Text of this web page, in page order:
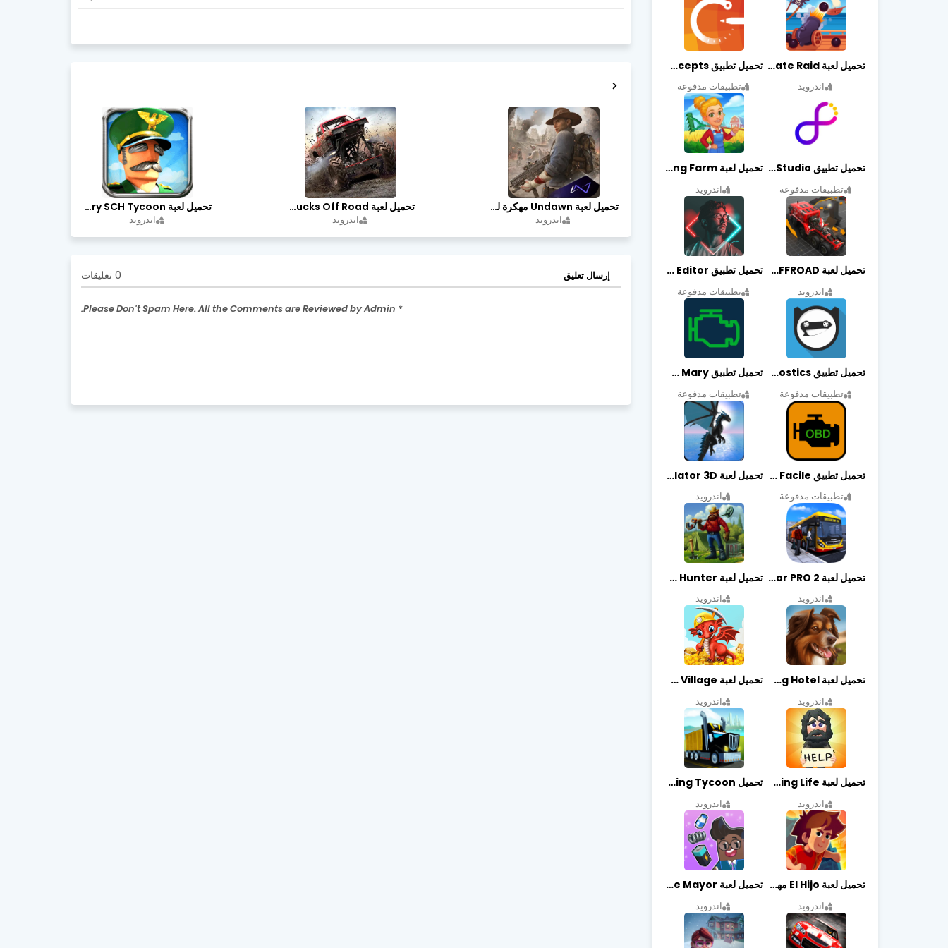
تحميل لعبة Undawn مهكرة للأندرويد أخر إصدار | تحميل مباشر + موارد غير محدودة
اندرويد
تحميل لعبة Trucks Off Road مهكرة اخر اصدار
اندرويد
تحميل لعبة Idle Military SCH Tycoon مهكرة آخر إصدار
اندرويد
إرسال تعليق 0 تعليقات
* Please Don't Spam Here. All the Comments are Reviewed by Admin.
تحميل لعبة Pirate Raid مهكرة أخر إصدار
اندرويد
تحميل تطبيق Concepts مهكر أخر إصدار
تطبيقات مدفوعة
تحميل تطبيق Graphic Studio مهكر أخر إصدار
تطبيقات مدفوعة
تحميل لعبة Cooking Farm مهكرة أخر إصدار
اندرويد
تحميل لعبة PROJECT:OFFROAD مهكرة أخر إصدار
اندرويد
تحميل تطبيق NeonArt Photo Editor مهكر أخر إصدار
تطبيقات مدفوعة
تحميل تطبيق OBDeleven Car Diagnostics مهكر أخر إصدار
تطبيقات مدفوعة
تحميل تطبيق Obd Mary مهكر أخر إصدار
تطبيقات مدفوعة
تحميل تطبيق EOBD Facile مهكر أخر إصدار
تطبيقات مدفوعة
تحميل لعبة Dragon Simulator 3D مهكرة أخر إصدار
اندرويد
تحميل لعبة Bus Simulator PRO 2 مهكرة أخر إصدار
اندرويد
تحميل لعبة Treasure Hunter مهكرة أخر إصدار
اندرويد
تحميل لعبة Dog Hotel مهكرة أخر إصدار
اندرويد
تحميل لعبة Dragon Village مهكرة أخر إصدار
اندرويد
تحميل لعبة Begging Life مهكرة أخر إصدار
اندرويد
تحميل Transit King Tycoon مهكرة أخر إصدار
اندرويد
تحميل لعبة El Hijo مهكرة أخر إصدار
اندرويد
تحميل لعبة Merge Mayor مهكرة أخر إصدار
اندرويد